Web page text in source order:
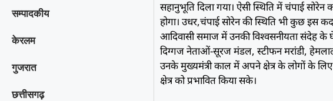
सम्पादकीय
केरलम
गुजरात
छत्तीसगढ़
सहानुभूति दिला गया। ऐसी स्थिति में चंपाई
होगा। उधर,चंपाई सोरेन की स्थिति भी कुछ इस
आदिवासी समाज में उनकी विश्वसनीयता संदेह
दिग्गज नेताओं-सूरज मंडल, स्टीफन मरांडी,
उनके मुख्यमंत्री काल में अपने क्षेत्र के लोगों के
क्षेत्र को प्रभावित किया सके।